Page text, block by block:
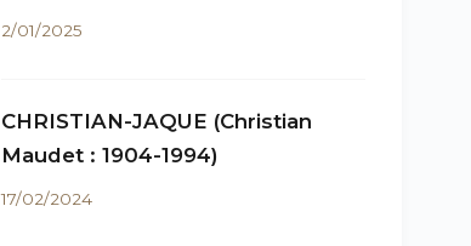
2/01/2025
CHRISTIAN-JAQUE (Christian
Maudet : 1904-1994)
17/02/2024